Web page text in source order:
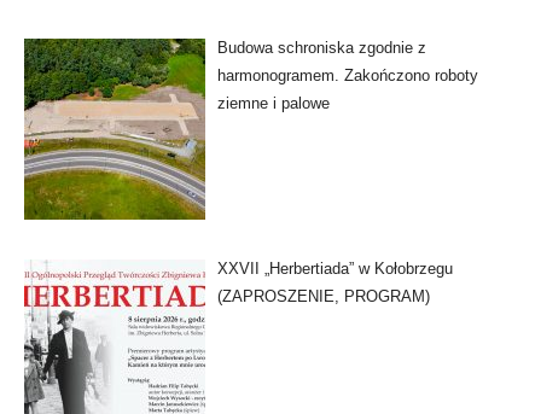
Budowa schroniska zgodnie z
harmonogramem. Zakończono roboty
ziemne i palowe
XXVII „Herbertiada” w Kołobrzegu
(ZAPROSZENIE, PROGRAM)